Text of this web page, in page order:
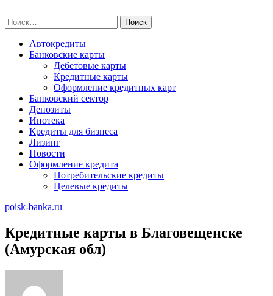
to
content
Найти:
Автокредиты
Банковские карты
Дебетовые карты
Кредитные карты
Оформление кредитных карт
Банковский сектор
Депозиты
Ипотека
Кредиты для бизнеса
Лизинг
Новости
Оформление кредита
Потребительские кредиты
Целевые кредиты
poisk-banka.ru
Кредитные карты в Благовещенске
(Амурская обл)